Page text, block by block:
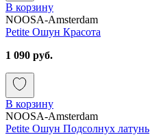
В корзину
NOOSA-Amsterdam
Petite Ошун Красота
1 090 руб.
В корзину
NOOSA-Amsterdam
Petite Ошун Подсолнух латунь